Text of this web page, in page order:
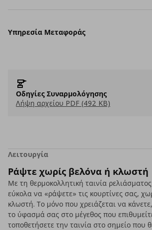
Υπηρεσία Μεταφοράς
Οδηγίες Συναρμολόγησης
Λήψη αρχείου PDF (492 KB)
Λειτουργία
Ράψτε χωρίς βελόνα ή κλωστή
Με τη θερμοκολλητική ταινία ρελιάσματος
εύκολα να «ράψετε» τις κουρτίνες σας,
κλωστή. Το μόνο που χρειάζεται να
το ύφασμά σας στο μέγεθος που
τοποθετήσετε την ταινία στο σημείο που